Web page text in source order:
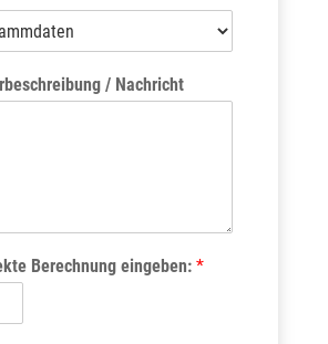
/ Nachricht
Berechnung eingeben: *